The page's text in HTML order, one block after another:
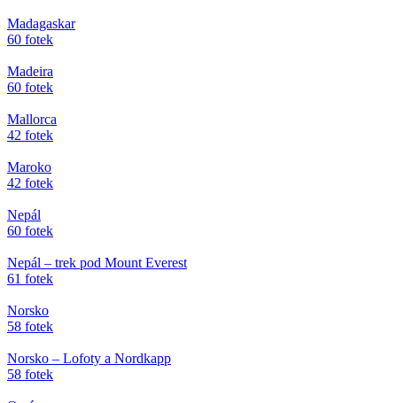
Madagaskar
60 fotek
Madeira
60 fotek
Mallorca
42 fotek
Maroko
42 fotek
Nepál
60 fotek
Nepál – trek pod Mount Everest
61 fotek
Norsko
58 fotek
Norsko – Lofoty a Nordkapp
58 fotek